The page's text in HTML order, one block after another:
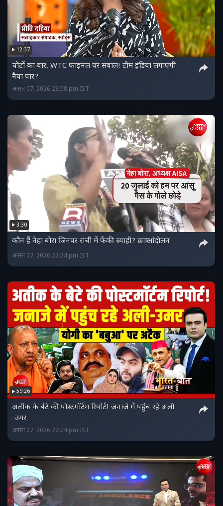
12:37
चोटों का वार, WTC फाइनल पर सवाल! टीम इंडिया लगाएगी
नैया पार?
अगस्त 07, 2026 23:08 pm IST
3:30
कौन हैं नेहा बोरा जिनपर रांची में फेंकी स्याही? छात्र आंदोलन
अगस्त 07, 2026 22:24 pm IST
59:26
अतीक के बेटे की पोस्टमॉर्टम रिपोर्ट! जनाजे में पहुंच रहे अली
-उमर
अगस्त 07, 2026 22:24 pm IST